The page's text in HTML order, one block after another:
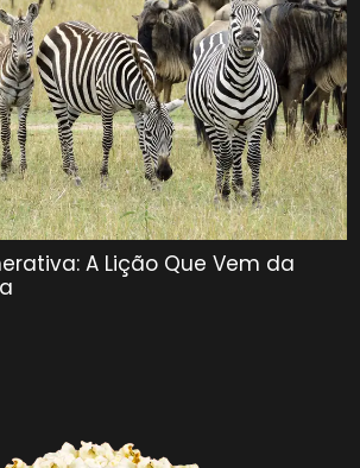
A Lição Que Vem da